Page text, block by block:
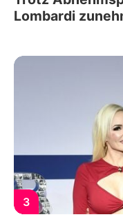
Lombardi
3